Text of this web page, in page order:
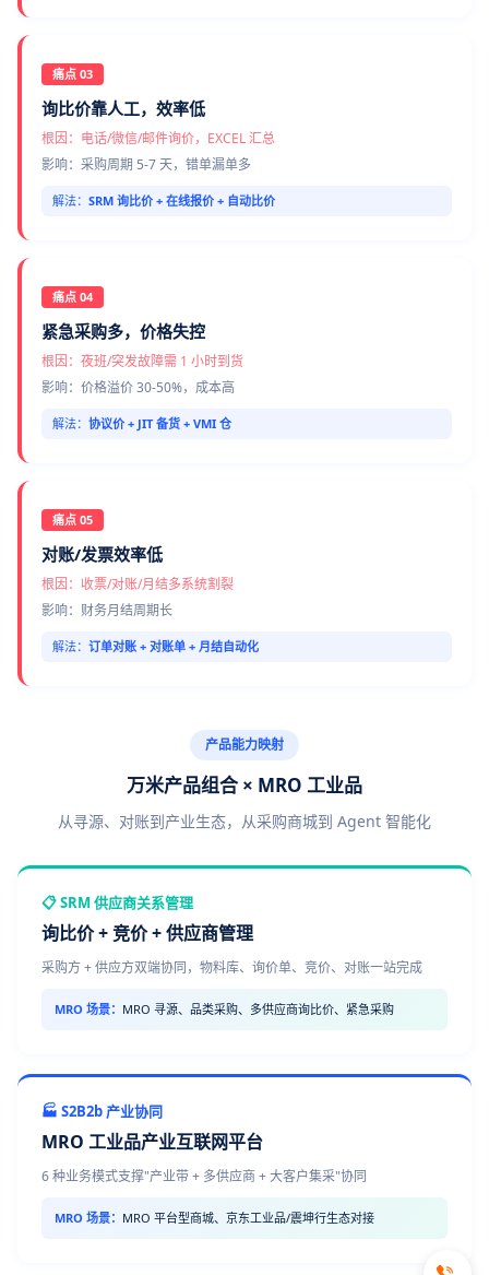
痛点 03
询比价靠人工，效率低
根因：电话/微信/邮件询价，EXCEL 汇总
影响：采购周期 5-7 天，错单漏单多
解法： SRM 询比价 + 在线报价 + 自动比价
痛点 04
紧急采购多，价格失控
根因：夜班/突发故障需 1 小时到货
影响：价格溢价 30-50%，成本高
解法： 协议价 + JIT 备货 + VMI 仓
痛点 05
对账/发票效率低
根因：收票/对账/月结多系统割裂
影响：财务月结周期长
解法： 订单对账 + 对账单 + 月结自动化
产品能力映射
万米产品组合 × MRO 工业品
从寻源、对账到产业生态，从采购商城到 Agent 智能化
📋 SRM 供应商关系管理
询比价 + 竞价 + 供应商管理
采购方 + 供应方双端协同，物料库、询价单、竞价、对账一站完成
MRO 场景： MRO 寻源、品类采购、多供应商询比价、紧急采购
🏭 S2B2b 产业协同
MRO 工业品产业互联网平台
6 种业务模式支撑"产业带 + 多供应商 + 大客户集采"协同
MRO 场景： MRO 平台型商城、京东工业品/震坤行生态对接